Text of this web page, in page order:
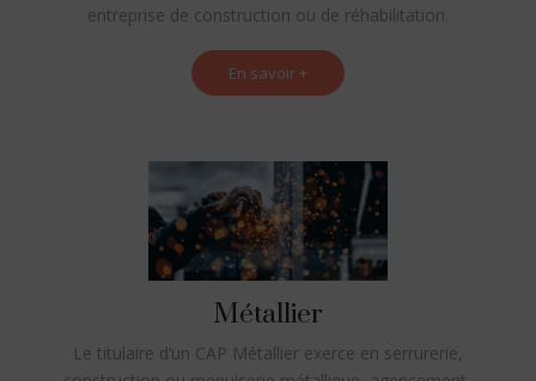
entreprise de construction ou de réhabilitation.
En savoir +
Métallier
Le titulaire d’un CAP Métallier exerce en serrurerie,